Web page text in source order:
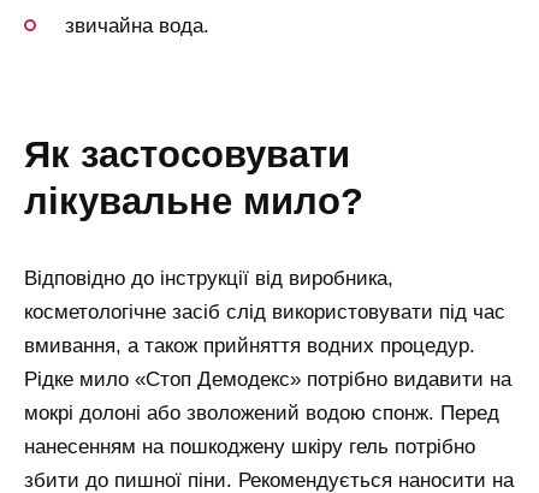
звичайна вода.
як застосовувати
лікувальне мило?
Відповідно до інструкції від виробника,
косметологічне засіб слід використовувати під час
вмивання, а також прийняття водних процедур.
Рідке мило «Стоп Демодекс» потрібно видавити на
мокрі долоні або зволожений водою спонж. Перед
нанесенням на пошкоджену шкіру гель потрібно
збити до пишної піни. Рекомендується наносити на